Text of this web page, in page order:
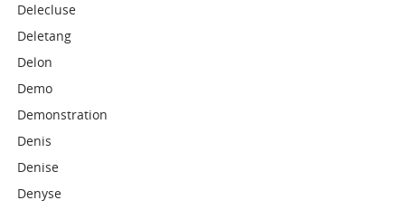
Delecluse
Deletang
Delon
Demo
Demonstration
Denis
Denise
Denyse